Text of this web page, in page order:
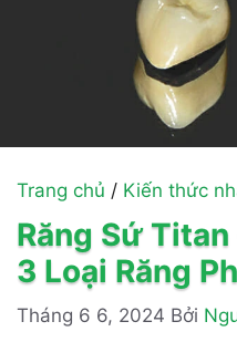
Trang chủ / Kiến thức
Răng Sứ
3 Loại Răng
Tháng 6 6, 2024 Bởi